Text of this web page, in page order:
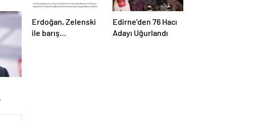
Erdoğan, Zelenski
ile barış
Edirne’den 76 Hacı
Adayı Uğurlandı